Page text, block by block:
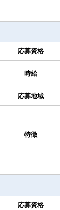
応募資格
時給
応募地域
特徴
応募資格